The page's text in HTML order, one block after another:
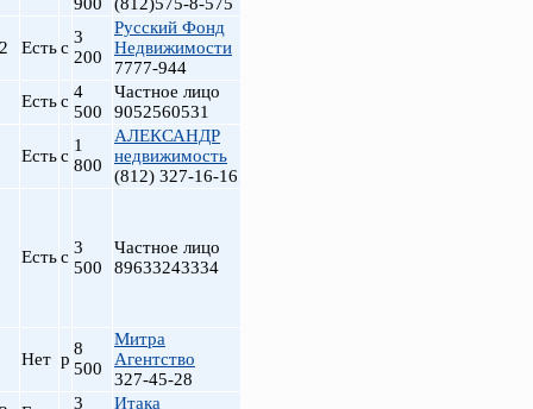
Естьс
3
200
Русский Фонд
Недвижимости
7777-944
Естьс 4
500
Частное лицо
9052560531
Естьс
1
800
АЛЕКСАНДР
недвижимость
(812) 327-16-16
Естьс 3
500
Частное лицо
89633243334
Нет р
8
500
Митра
Агентство
327-45-28
3
Итака